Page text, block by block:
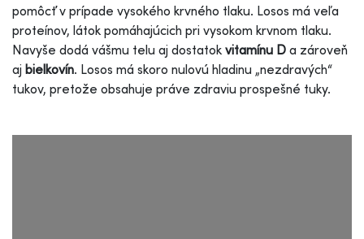
pomôcť v prípade vysokého krvného tlaku. Losos má veľa
proteínov, látok pomáhajúcich pri vysokom krvnom tlaku.
Navyše dodá vášmu telu aj dostatok vitamínu D a zároveň
aj bielkovín. Losos má skoro nulovú hladinu „nezdravých“
tukov, pretože obsahuje práve zdraviu prospešné tuky.